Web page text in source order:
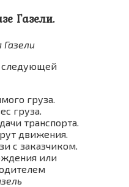
Газели.
Газели
следующей
груза.
груза.
транспорта.
движения.
с заказчиком.
или